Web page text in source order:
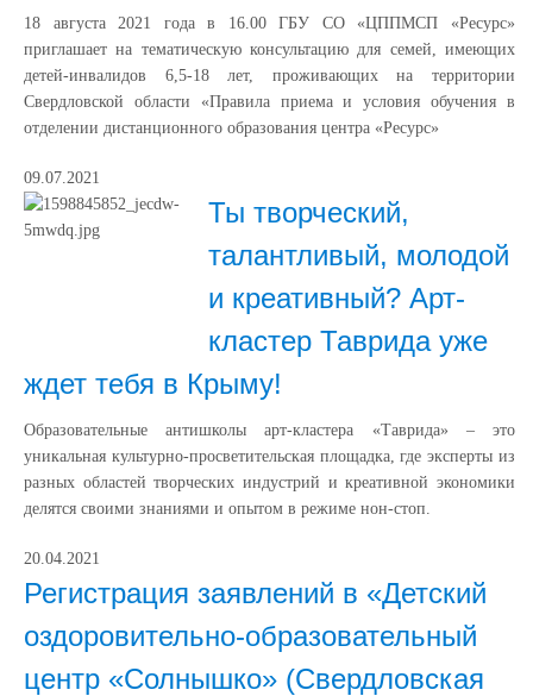
18 августа 2021 года в 16.00 ГБУ СО «ЦППМСП «Ресурс»
приглашает на тематическую консультацию для семей, имеющих
детей-инвалидов 6,5-18 лет, проживающих на территории
Свердловской области «Правила приема и условия обучения в
отделении дистанционного образования центра «Ресурс»
09.07.2021
Ты творческий,
талантливый, молодой
и креативный? Арт-
кластер Таврида уже
ждет тебя в Крыму!
Образовательные антишколы арт-кластера «Таврида» ‒ это
уникальная культурно-просветительская площадка, где эксперты из
разных областей творческих индустрий и креативной экономики
делятся своими знаниями и опытом в режиме нон-стоп.
20.04.2021
Регистрация заявлений в «Детский
оздоровительно-образовательный
центр «Солнышко» (Свердловская